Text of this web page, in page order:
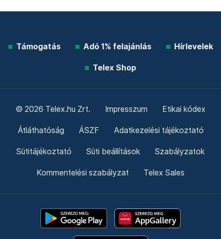
Támogatás Adó 1% felajánlás Hírlevelek
Telex Shop
© 2026 Telex.hu Zrt. Impresszum Etikai kódex
Átláthatóság ÁSZF Adatkezelési tájékoztató
Sütitájékoztató Süti beállítások Szabályzatok
Kommentelési szabályzat Telex Sales